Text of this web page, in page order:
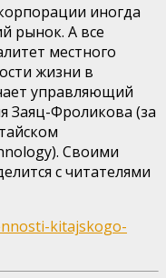
иногда
рынок. А все
местного
жизни в
управляющий
Заяц-Фроликова (за
Своими
с читателями
kitajskogo-